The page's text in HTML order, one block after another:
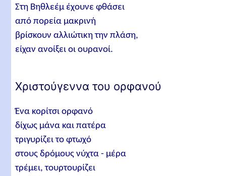
Στη Βηθλεέμ έχουνε φθάσει
από πορεία μακρινή
βρίσκουν αλλιώτικη την πλάση,
είχαν ανοίξει οι ουρανοί.
Χριστούγεννα του ορφανού
Ένα κορίτσι ορφανό
δίχως μάνα και πατέρα
τριγυρίζει το φτωχό
στους δρόμους νύχτα - μέρα
τρέμει, τουρτουρίζει